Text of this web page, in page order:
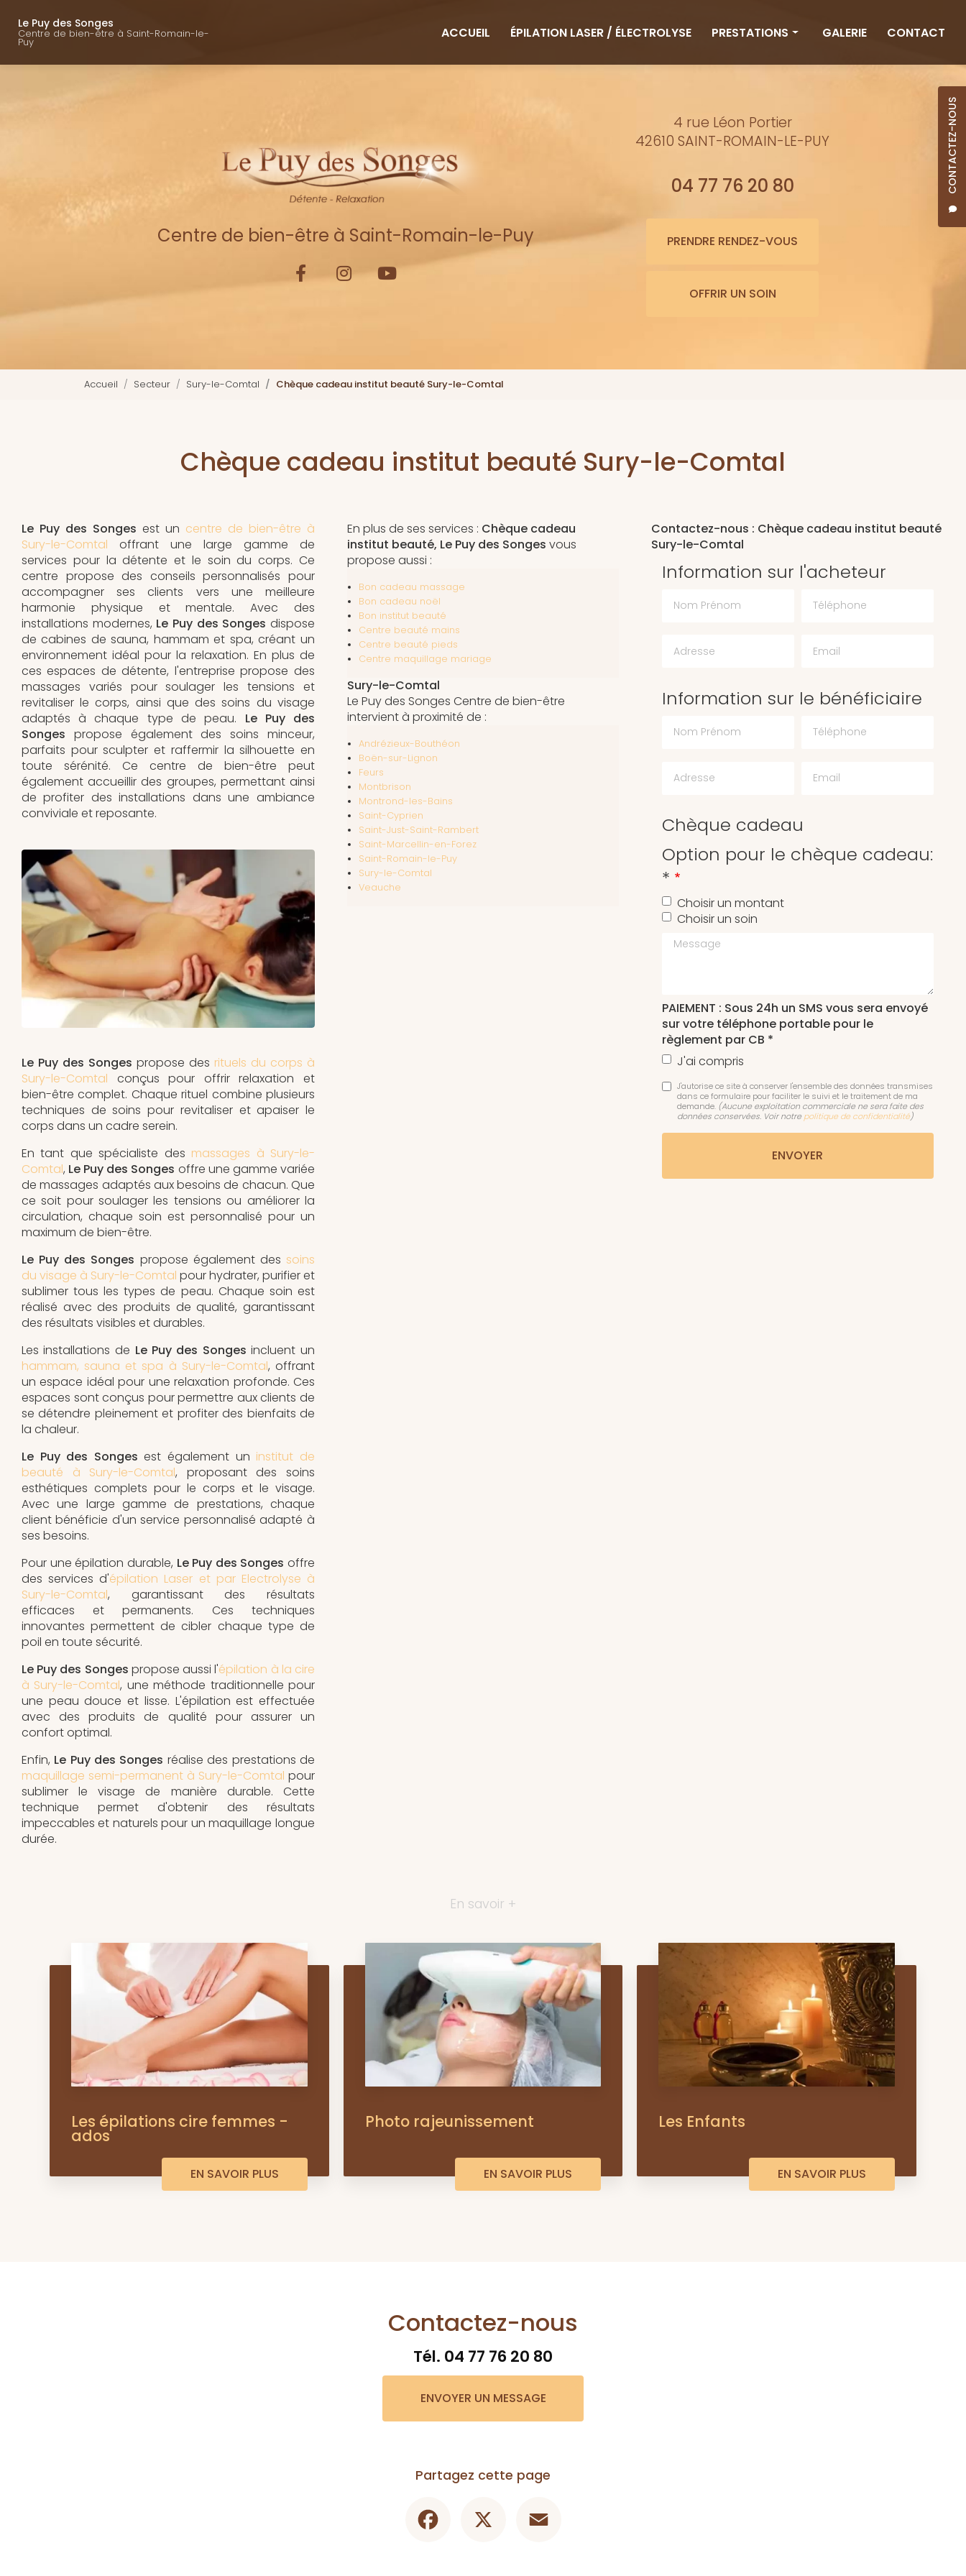
contenu
Le Puy des Songes
Centre de bien-être à Saint-Romain-le-
Puy
CONTACTEZ-NOUS
ACCUEIL
ÉPILATION LASER / ÉLECTROLYSE PRESTATIONS
Minceur
Bienfaits de l'eau
GALERIE CONTACT
Centre de bien-être à Saint-Romain-le-Puy
4 rue Léon Portier
42610 SAINT-ROMAIN-LE-PUY
04 77 76 20 80
PRENDRE RENDEZ-VOUS
OFFRIR UN SOIN
Accueil Secteur Sury-le-Comtal Chèque cadeau institut beauté Sury-le-Comtal
Chèque cadeau institut beauté Sury-le-Comtal
Le Puy des Songes est un centre de bien-être à
Sury-le-Comtal offrant une large gamme de
services pour la détente et le soin du corps. Ce
centre propose des conseils personnalisés pour
accompagner ses clients vers une meilleure
harmonie physique et mentale. Avec des
installations modernes, Le Puy des Songes dispose
de cabines de sauna, hammam et spa, créant un
environnement idéal pour la relaxation. En plus de
ces espaces de détente, l'entreprise propose des
massages variés pour soulager les tensions et
revitaliser le corps, ainsi que des soins du visage
adaptés à chaque type de peau. Le Puy des
Songes propose également des soins minceur,
parfaits pour sculpter et raffermir la silhouette en
toute sérénité. Ce centre de bien-être peut
également accueillir des groupes, permettant ainsi
de profiter des installations dans une ambiance
conviviale et reposante.
Le Puy des Songes propose des rituels du corps à
Sury-le-Comtal conçus pour offrir relaxation et
bien-être complet. Chaque rituel combine plusieurs
techniques de soins pour revitaliser et apaiser le
corps dans un cadre serein.
En tant que spécialiste des massages à Sury-le-
Comtal, Le Puy des Songes offre une gamme variée
de massages adaptés aux besoins de chacun. Que
ce soit pour soulager les tensions ou améliorer la
circulation, chaque soin est personnalisé pour un
maximum de bien-être.
Le Puy des Songes propose également des soins
du visage à Sury-le-Comtal pour hydrater, purifier et
sublimer tous les types de peau. Chaque soin est
réalisé avec des produits de qualité, garantissant
des résultats visibles et durables.
Les installations de Le Puy des Songes incluent un
hammam, sauna et spa à Sury-le-Comtal, offrant
un espace idéal pour une relaxation profonde. Ces
espaces sont conçus pour permettre aux clients de
se détendre pleinement et profiter des bienfaits de
la chaleur.
Le Puy des Songes est également un institut de
beauté à Sury-le-Comtal, proposant des soins
esthétiques complets pour le corps et le visage.
Avec une large gamme de prestations, chaque
client bénéficie d'un service personnalisé adapté à
ses besoins.
Pour une épilation durable, Le Puy des Songes offre
des services d'épilation Laser et par Electrolyse à
Sury-le-Comtal, garantissant des résultats
efficaces et permanents. Ces techniques
innovantes permettent de cibler chaque type de
poil en toute sécurité.
Le Puy des Songes propose aussi l'épilation à la cire
à Sury-le-Comtal, une méthode traditionnelle pour
une peau douce et lisse. L'épilation est effectuée
avec des produits de qualité pour assurer un
confort optimal.
Enfin, Le Puy des Songes réalise des prestations de
maquillage semi-permanent à Sury-le-Comtal pour
sublimer le visage de manière durable. Cette
technique permet d'obtenir des résultats
impeccables et naturels pour un maquillage longue
durée.
En plus de ses services : Chèque cadeau
institut beauté, Le Puy des Songes vous
propose aussi :
Bon cadeau massage
Bon cadeau noël
Bon institut beauté
Centre beauté mains
Centre beauté pieds
Centre maquillage mariage
Sury-le-Comtal
Le Puy des Songes Centre de bien-être
intervient à proximité de :
Andrézieux-Bouthéon
Boën-sur-Lignon
Feurs
Montbrison
Montrond-les-Bains
Saint-Cyprien
Saint-Just-Saint-Rambert
Saint-Marcellin-en-Forez
Saint-Romain-le-Puy
Sury-le-Comtal
Veauche
Contactez-nous : Chèque cadeau institut beauté
Sury-le-Comtal
Information sur l'acheteur
Information sur le bénéficiaire
Chèque cadeau
Option pour le chèque cadeau:
*
Choisir un montant
Choisir un soin
Message
PAIEMENT : Sous 24h un SMS vous sera envoyé
sur votre téléphone portable pour le
règlement par CB *
J'ai compris
J'autorise ce site à conserver l'ensemble des données transmises
dans ce formulaire pour faciliter le suivi et le traitement de ma
demande. (Aucune exploitation commerciale ne sera faite des
données conservées. Voir notre politique de confidentialité)
En savoir +
Les épilations cire femmes -
ados
EN SAVOIR PLUS
Photo rajeunissement
EN SAVOIR PLUS
Les Enfants
EN SAVOIR PLUS
Contactez-nous
Tél. 04 77 76 20 80
ENVOYER UN MESSAGE
Partagez cette page